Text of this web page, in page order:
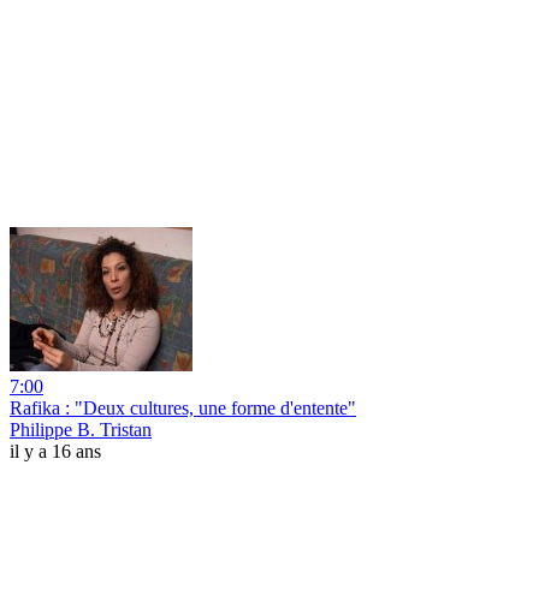
7:00
Rafika : "Deux cultures, une forme d'entente"
Philippe B. Tristan
il y a 16 ans